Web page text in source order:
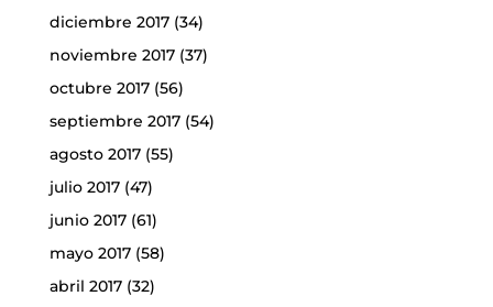
diciembre 2017(34)
noviembre 2017(37)
octubre 2017(56)
septiembre 2017(54)
agosto 2017(55)
julio 2017(47)
junio 2017(61)
mayo 2017(58)
abril 2017(32)